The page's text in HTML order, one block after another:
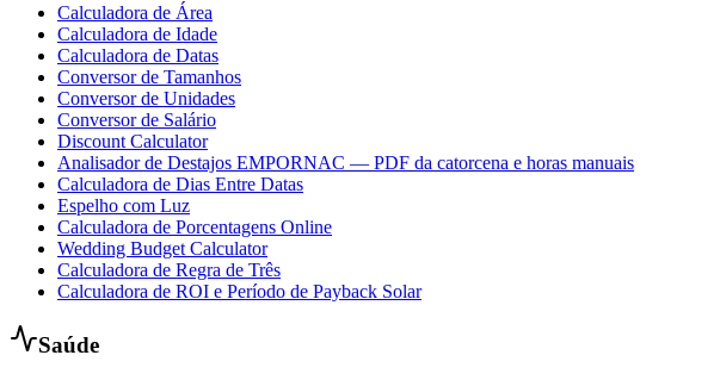
Calculadora de Área
Calculadora de Idade
Calculadora de Datas
Conversor de Tamanhos
Conversor de Unidades
Conversor de Salário
Discount Calculator
Analisador de Destajos EMPORNAC — PDF da catorcena e horas manuais
Calculadora de Dias Entre Datas
Espelho com Luz
Calculadora de Porcentagens Online
Wedding Budget Calculator
Calculadora de Regra de Três
Calculadora de ROI e Período de Payback Solar
Saúde